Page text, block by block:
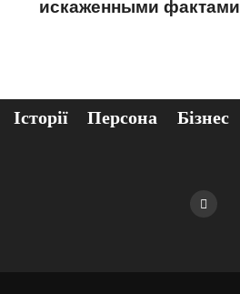
искаженными фактами
Історії Персона Бізнес